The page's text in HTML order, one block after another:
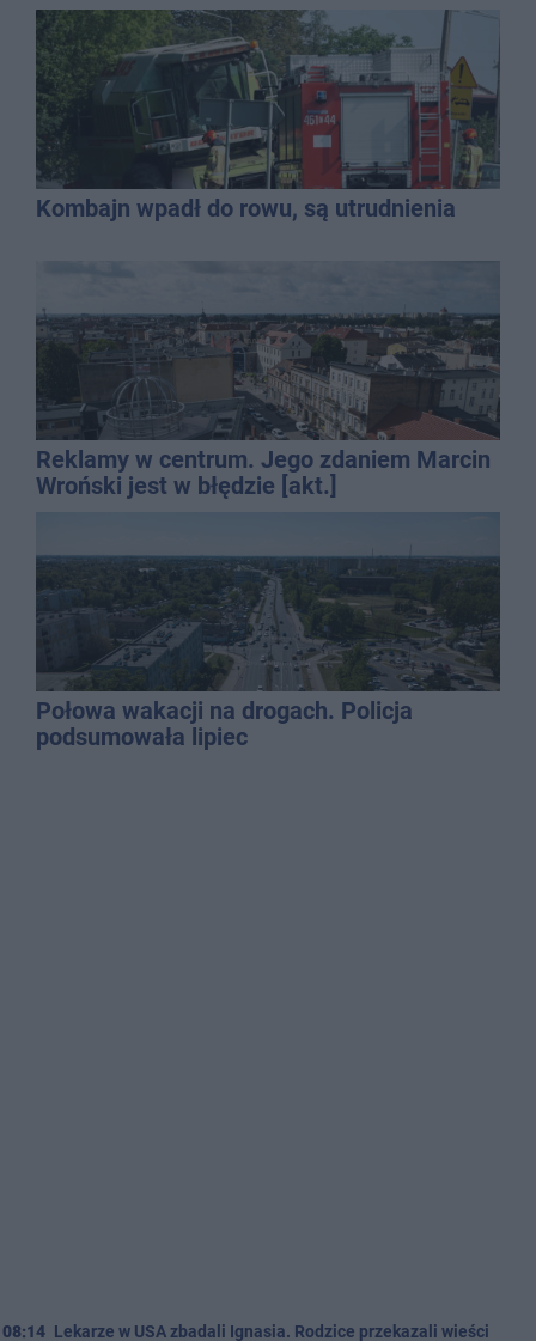
Kombajn wpadł do rowu, są utrudnienia
Reklamy w centrum. Jego zdaniem Marcin
Wroński jest w błędzie [akt.]
Połowa wakacji na drogach. Policja
podsumowała lipiec
08:14 Lekarze w USA zbadali Ignasia. Rodzice przekazali wieści